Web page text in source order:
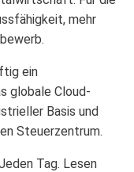
mehr
ein
globale Cloud-
Basis und
Steuerzentrum.
Tag. Lesen